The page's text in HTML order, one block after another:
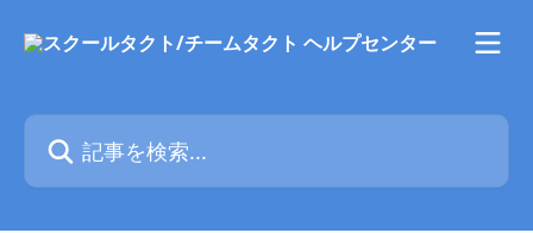
記事を検索...